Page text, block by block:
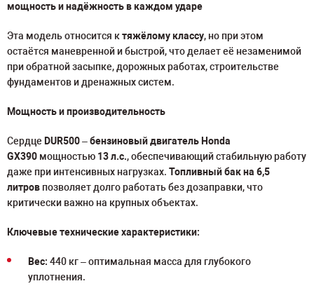
мощность и надёжность в каждом ударе
Эта модель относится ктяжёлому классу, но при этом
остаётся маневренной и быстрой, что делает её незаменимой
при обратной засыпке, дорожных работах, строительстве
фундаментов и дренажных систем.
Мощность и производительность
Сердце DUR500–бензиновый двигатель Honda
GX390 мощностью 13 л.с., обеспечивающий стабильную работу
даже при интенсивных нагрузках. Топливный бак на 6,5
литров позволяет долго работать без дозаправки, что
критически важно на крупных объектах.
Ключевые технические характеристики:
Вес: 440 кг – оптимальная масса для глубокого
уплотнения.